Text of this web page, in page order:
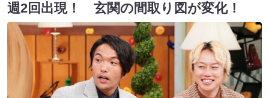
週2回出現！ 玄関の間取り図が変化！